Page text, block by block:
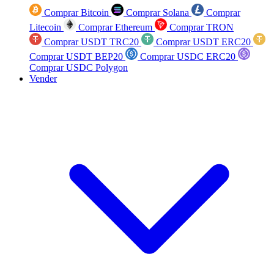
Comprar Bitcoin Comprar Solana
Comprar
Litecoin
Comprar Ethereum
Comprar TRON
Comprar USDT TRC20
Comprar USDT ERC20
Comprar USDT BEP20
Comprar USDC ERC20
Comprar USDC Polygon
Vender